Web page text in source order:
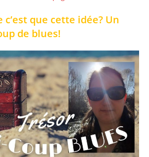
c’est que cette idée? Un
de blues!